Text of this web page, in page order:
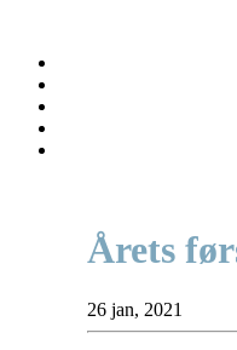
Årets
26 jan, 2021